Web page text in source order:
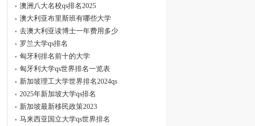
澳洲八大名校qs排名2025
澳大利亚布里斯班有哪些大学
去澳大利亚读博士一年费用多少
罗兰大学qs排名
匈牙利排名前十的大学
匈牙利大学qs世界排名一览表
新加坡理工大学世界排名2024qs
2025年新加坡大学qs排名
新加坡最新移民政策2023
马来西亚国立大学qs世界排名